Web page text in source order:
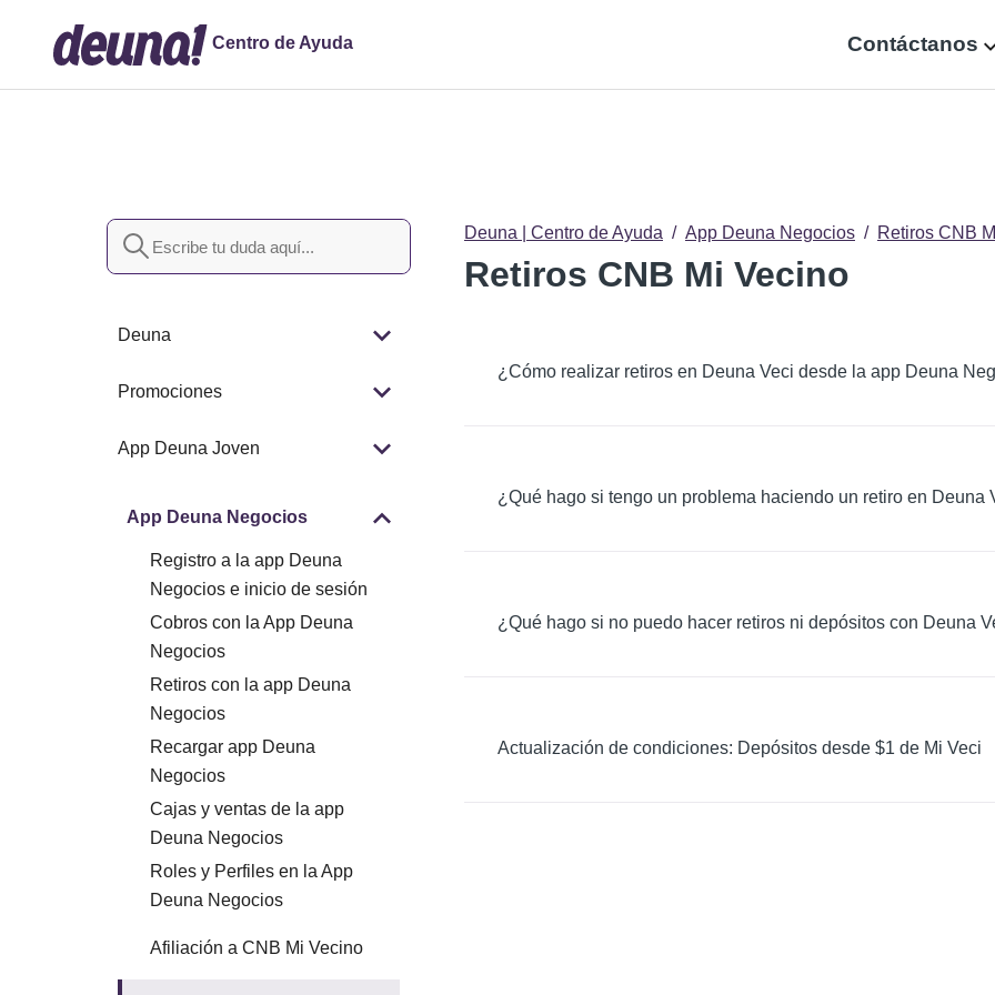
Centro de Ayuda Contáctanos
Búsqueda
Deuna
Promociones
App Deuna Joven
App Deuna Negocios
Registro a la app Deuna
Negocios e inicio de sesión
Cobros con la App Deuna
Negocios
Retiros con la app Deuna
Negocios
Recargar app Deuna
Negocios
Cajas y ventas de la app
Deuna Negocios
Roles y Perfiles en la App
Deuna Negocios
Afiliación a CNB Mi Vecino
Deuna | Centro de Ayuda App Deuna Negocios Retiros CNB
Retiros CNB Mi Vecino
¿Cómo realizar retiros en Deuna Veci desde la app Deuna
¿Qué hago si tengo un problema haciendo un retiro en Deuna
¿Qué hago si no puedo hacer retiros ni depósitos con Deuna
Actualización de condiciones: Depósitos desde $1 de Mi Veci